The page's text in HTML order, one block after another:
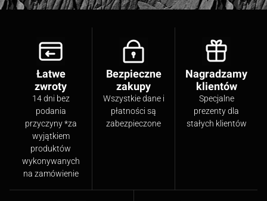
Łatwe
zwroty
14 dni bez
podania
przyczyny *za
wyjątkiem
produktów
wykonywanych
na zamówienie
Bezpieczne
zakupy
Wszystkie dane i
płatności są
zabezpieczone
Nagradzamy
klientów
Specjalne
prezenty dla
stałych klientów